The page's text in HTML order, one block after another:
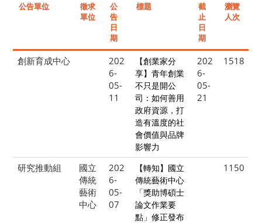
公告單位
徵求
單位
公
告
日
期
標題
截
止
日
期
瀏覽
人次
創新育成中心
202
6-
05-
11
【創業家分
享】青年創業
不只是開公
司：如何善用
政府資源，打
造有溫度的社
會價值與品牌
影響力
202
6-
05-
21
1518
研究推動組
國立
傳統
藝術
中心
202
6-
05-
07
【轉知】國立
傳統藝術中心
「獎助博碩士
論文作業要
點」修正發布
1150